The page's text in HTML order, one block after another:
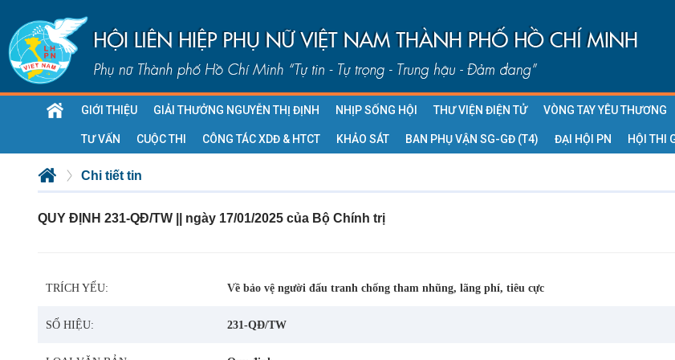
GIỚI THIỆU GIẢI THƯỞNG NGUYỄN THỊ ĐỊNH NHỊP SỐNG HỘI THƯ VIỆN ĐIỆN TỬ VÒNG TAY YÊU THƯƠNG
TƯ VẤN CUỘC THI CÔNG TÁC XDĐ & HTCT KHẢO SÁT BAN PHỤ VẬN SG-GĐ (T4) ĐẠI HỘI PN HỘI THI
Chi tiết tin
QUY ĐỊNH 231-QĐ/TW || ngày 17/01/2025 của Bộ Chính trị
TRÍCH YẾU: Về bảo vệ người đấu tranh chống tham nhũng, lãng phí, tiêu cực
SỐ HIỆU: 231-QĐ/TW